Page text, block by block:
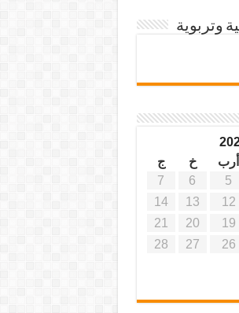
وتربوية
أرب خ
ج
5
6
7
12
13
14
19
20
21
26
27
28